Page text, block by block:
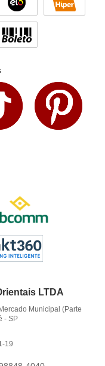
LTDA
Municipal (Parte
-SP
19